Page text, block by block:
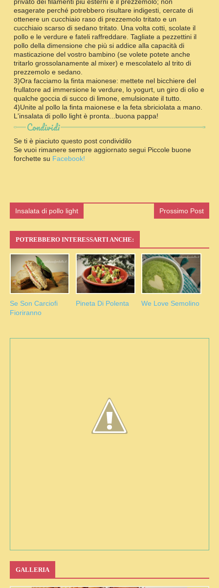
esagerate perché potrebbero risultare indigesti, cercate di
ottenere un cucchiaio raso di prezzemolo tritato e un
cucchiaio scarso di sedano tritato. Una volta cotti, scolate il
pollo e le verdure e fateli raffreddare. Tagliate a pezzettini il
pollo della dimensione che più si addice alla capacità di
masticazione del vostro bambino (se volete potete anche
tritarlo grossolanamente al mixer) e mescolatelo al trito di
prezzemolo e sedano.
3)Ora facciamo la finta maionese: mettete nel bicchiere del
frullatore ad immersione le verdure, lo yogurt, un giro di olio e
qualche goccia di succo di limone, emulsionate il tutto.
4)Unite al pollo la finta maionese e la feta sbriciolata a mano.
L'insalata di pollo light è pronta...buona pappa!
Condividi
Se ti è piaciuto questo post condividilo
Se vuoi rimanere sempre aggiornato segui Piccole buone
forchette su Facebook!
Prossimo Post
Insalata di pollo light
POTREBBERO INTERESSARTI ANCHE:
Se Son Carciofi
Fioriranno
Pineta Di Polenta We Love Semolino
GALLERIA